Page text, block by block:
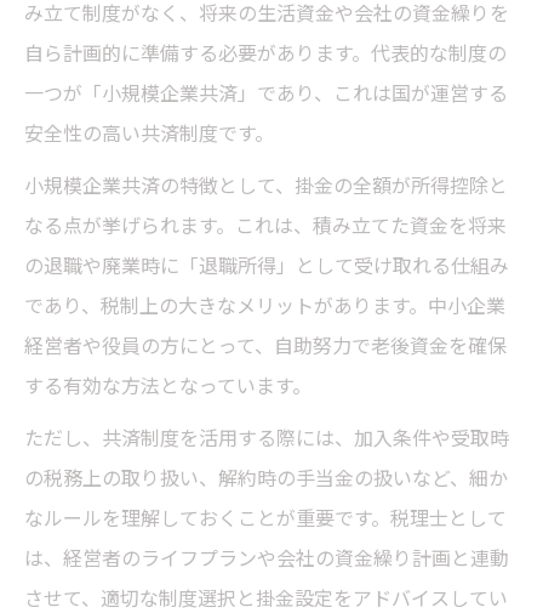
み立て制度がなく、将来の生活資金や会社の資金繰りを
自ら計画的に準備する必要があります。代表的な制度の
一つが「小規模企業共済」であり、これは国が運営する
安全性の高い共済制度です。
小規模企業共済の特徴として、掛金の全額が所得控除と
なる点が挙げられます。これは、積み立てた資金を将来
の退職や廃業時に「退職所得」として受け取れる仕組み
であり、税制上の大きなメリットがあります。中小企業
経営者や役員の方にとって、自助努力で老後資金を確保
する有効な方法となっています。
ただし、共済制度を活用する際には、加入条件や受取時
の税務上の取り扱い、解約時の手当金の扱いなど、細か
なルールを理解しておくことが重要です。税理士として
は、経営者のライフプランや会社の資金繰り計画と連動
させて、適切な制度選択と掛金設定をアドバイスしてい